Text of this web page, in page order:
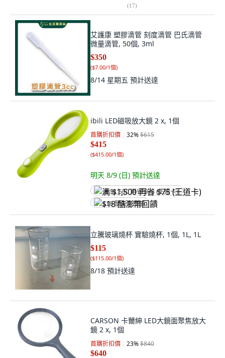
(17)
艾護康 塑膠滴管 刻度滴管 巴氏滴管
微量滴管, 50個, 3ml
$350
($7.00/1個)
8/14 星期五 預計送達
ibili LED磁吸放大鏡 2 x, 1個
首購折扣價 32%$615
$415
($415.00/1個)
明天 8/9 (日) 預計送達
满 $1,500 再省 $75 (王道卡)
$18 酷澎幣回饋
立騰玻璃燒杯 實驗燒杯, 1個, 1L, 1L
$115
($115.00/1個)
8/18 預計送達
CARSON 卡薾紳 LED大鏡面聚焦放大
鏡 2 x, 1個
首購折扣價 23%$840
$640